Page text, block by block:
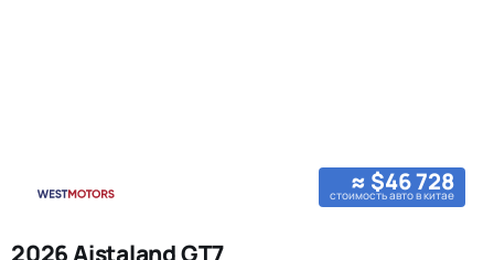
≈ $46 728
стоимость авто в китае
2026 Aistaland GT7